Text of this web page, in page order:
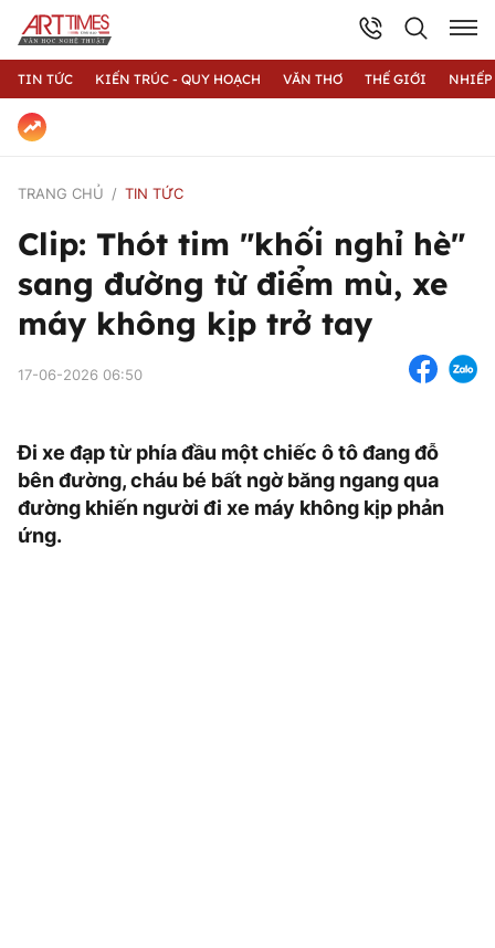
TIN TỨC KIẾN TRÚC - QUY HOẠCH VĂN THƠ THẾ GIỚI
TRANG CHỦ TIN TỨC
Clip: Thót tim "khối nghỉ hè"
sang đường từ điểm mù, xe
máy không kịp trở tay
17-06-2026 06:50
Đi xe đạp từ phía đầu một chiếc ô tô đang đỗ
bên đường, cháu bé bất ngờ băng ngang qua
đường khiến người đi xe máy không kịp phản
ứng.